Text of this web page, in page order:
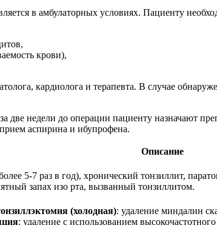
в амбулаторных условиях. Пациенту
крови),
кардиолога и терапевта. В случае
две недели до операции пациенту назначают
аспирина и ибупрофена.
Описание
5-7 раз в год), хронический тонзиллит,
запах изо рта, вызванный тонзиллитом.
(холодная): удаление миндалин
: удаление с использованием высокочастотного